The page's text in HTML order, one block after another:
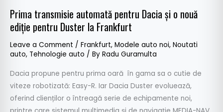
Prima transmisie automată pentru Dacia şi o nouă
ediţie pentru Duster la Frankfurt
Leave a Comment / Frankfurt, Modele auto noi, Noutati
auto, Tehnologie auto / By Radu Guramulta
Dacia propune pentru prima oară în gama sa o cutie de
viteze robotizată: Easy-R. Iar Dacia Duster evoluează,
oferind clienților o întreagă serie de echipamente noi,
la
Frankfurt